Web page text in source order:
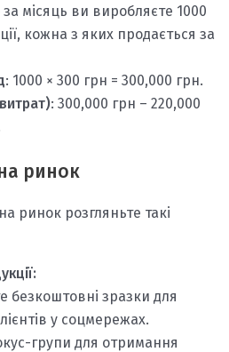
місяць ви виробляєте 1000
кожна з яких продається за
: 1000 × 300 грн = 300,000 грн.
: 300,000 грн – 220,000
ринок
ринок розгляньте такі
безкоштовні зразки для
у соцмережах.
групи для отримання